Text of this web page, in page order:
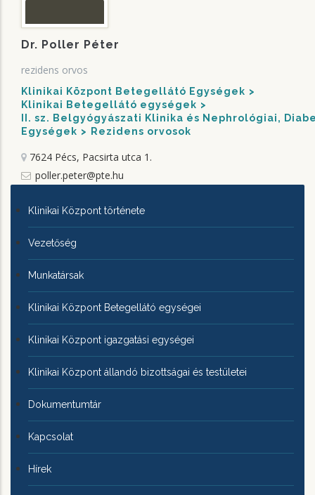
Dr. Poller Péter
rezidens orvos
Klinikai Központ Betegellátó Egységek
Klinikai Betegellátó egységek
II. sz. Belgyógyászati Klinika és Nephrológiai,
Egységek
Rezidens orvosok
7624 Pécs, Pacsirta utca 1.
poller.peter@pte.hu
KLINIKAI
KÖZPONTRÓL
Klinikai Központ története
Vezetőség
Munkatársak
Klinikai Központ Betegellátó egységei
Klinikai Központ igazgatási egységei
Klinikai Központ állandó bizottságai és testületei
Dokumentumtár
Kapcsolat
Hírek